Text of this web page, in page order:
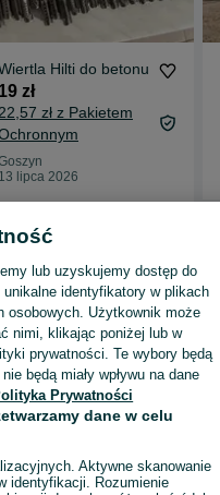
Hilti do betonu
19 zł
22,57 zł z Pakietem
13 lipca 2026
Elektronarzędzia
Pozostałe
Pozostałe - Brzeźno
Wyświetlenia:
Kup
lub uzyskujemy dostęp do
identyfikatory w plikach
osobowych. Użytkownik może
nimi, klikając poniżej lub w
prywatności. Te wybory będą
będą miały wpływu na dane
Prywatności
dane w celu
Aktywne skanowanie
identyfikacji. Rozumienie